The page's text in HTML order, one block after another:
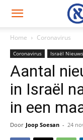
Home Coronavirus
Coronavirus Israël Nieuws
Aantal
in Israël
in een
Door Joop Soesan - 24